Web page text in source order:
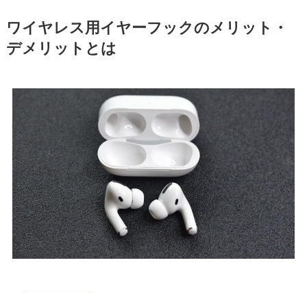
ワイヤレス用イヤーフックのメリット・
デメリットとは